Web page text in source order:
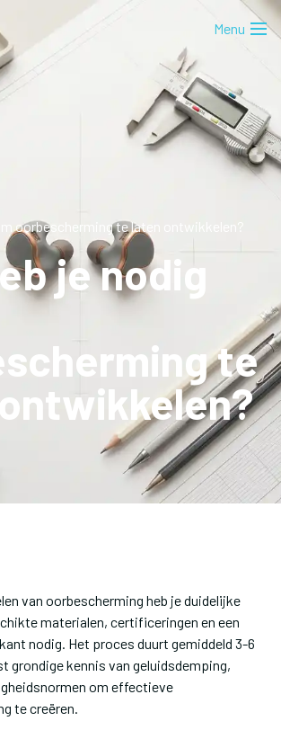
oorbescherming te laten ontwikkelen?
je nodig
te
van oorbescherming heb je duidelijke
materialen, certificeringen en een
nodig. Het proces duurt gemiddeld 3-6
grondige kennis van geluidsdemping,
om effectieve
te creëren.